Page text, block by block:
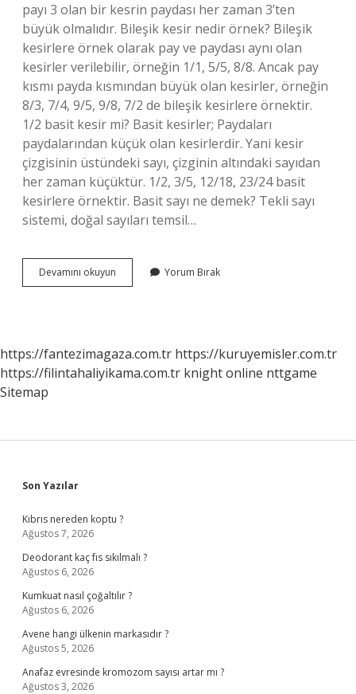
payı 3 olan bir kesrin paydası her zaman 3’ten
büyük olmalıdır. Bileşik kesir nedir örnek? Bileşik
kesirlere örnek olarak pay ve paydası aynı olan
kesirler verilebilir, örneğin 1/1, 5/5, 8/8. Ancak pay
kısmı payda kısmından büyük olan kesirler, örneğin
8/3, 7/4, 9/5, 9/8, 7/2 de bileşik kesirlere örnektir.
1/2 basit kesir mi? Basit kesirler; Paydaları
paydalarından küçük olan kesirlerdir. Yani kesir
çizgisinin üstündeki sayı, çizginin altındaki sayıdan
her zaman küçüktür. 1/2, 3/5, 12/18, 23/24 basit
kesirlere örnektir. Basit sayı ne demek? Tekli sayı
sistemi, doğal sayıları temsil…
Devamını okuyun
Kesir
Yorum Bırak
https://fantezimagaza.com.tr https://kuruyemisler.com.tr
https://filintahaliyikama.com.tr knight online nttgame
Sitemap
Sidebar
Son Yazılar
Kıbrıs nereden koptu ?
Ağustos 7, 2026
Deodorant kaç fıs sıkılmalı ?
Ağustos 6, 2026
Kumkuat nasıl çoğaltılır ?
Ağustos 6, 2026
Avene hangi ülkenin markasıdır ?
Ağustos 5, 2026
Anafaz evresinde kromozom sayısı artar mı ?
Ağustos 3, 2026